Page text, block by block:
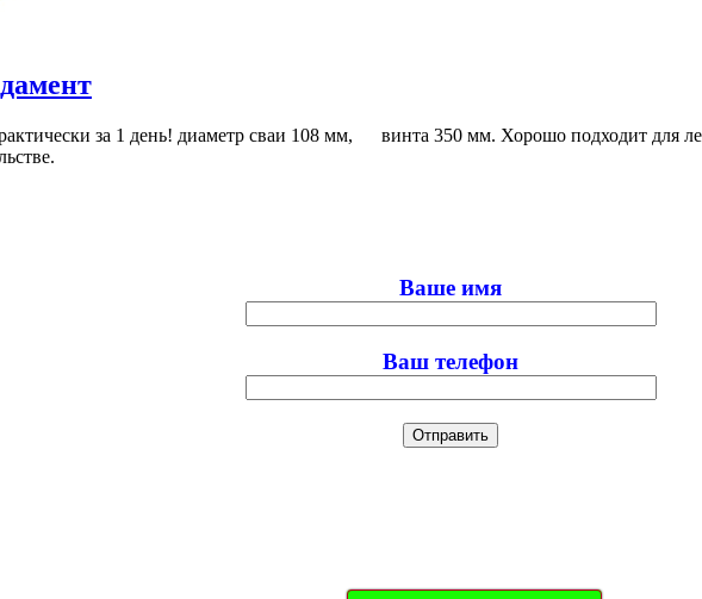
за 1 день! диаметр сваи 108 мм, винта 350 мм. Хорошо подходит
Ваше имя
Ваш телефон